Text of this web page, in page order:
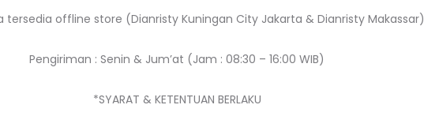
tersedia offline store (Dianristy Kuningan City Jakarta & Dianristy Makassar)
Pengiriman : Senin & Jum’at (Jam : 08:30 – 16:00 WIB)
*SYARAT & KETENTUAN BERLAKU